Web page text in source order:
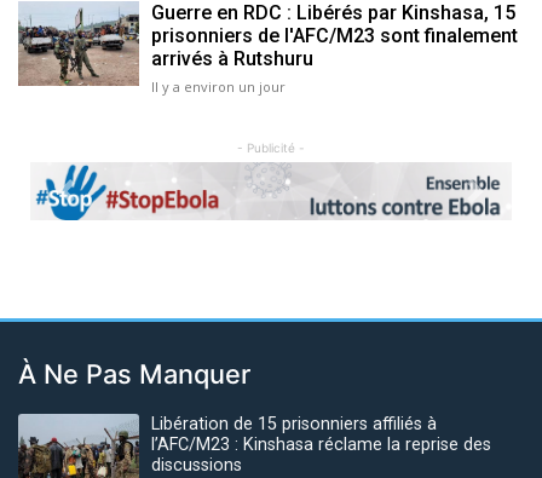
Guerre en RDC : Libérés par Kinshasa, 15
prisonniers de l'AFC/M23 sont finalement
arrivés à Rutshuru
Il y a environ un jour
- Publicité -
Previous Next
À Ne Pas Manquer
Libération de 15 prisonniers affiliés à
l’AFC/M23 : Kinshasa réclame la reprise des
discussions